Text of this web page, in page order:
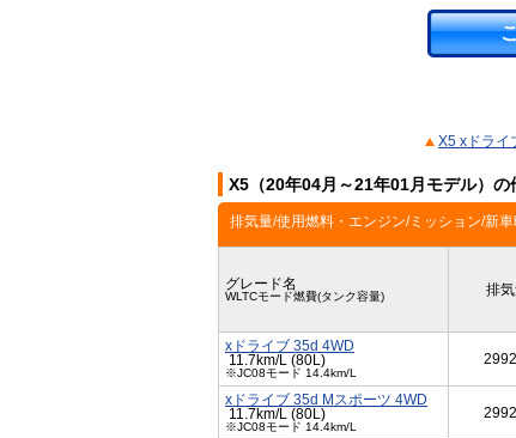
X5 xドライ
X5（20年04月～21年01月モデル）の
排気量/使用燃料・エンジン/ミッション/新
グレード名
WLTCモード燃費(タンク容量) 排
xドライブ 35d 4WD
11.7km/L (80L)
※JC08モード 14.4km/L
xドライブ 35d Mスポーツ 4WD
11.7km/L (80L)
※JC08モード 14.4km/L